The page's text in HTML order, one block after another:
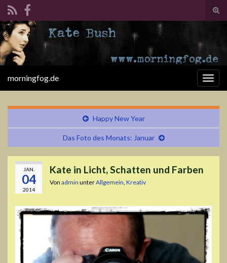
Search for:
morningfog.de
Happy New Year
Das Foto des Monats: Januar
JAN.
04
2014
Kate in Licht, Schatten und Farben
Von admin unterAllgemein, Kreativ